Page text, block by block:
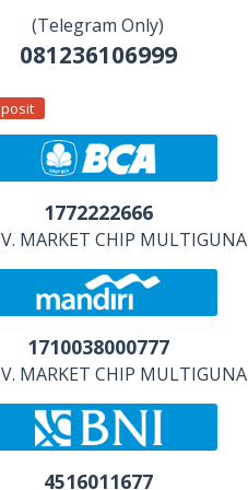
(Telegram Only)
081236106999
1772222666
MARKET CHIP MULTIGUNA
1710038000777
MARKET CHIP MULTIGUNA
4516011677